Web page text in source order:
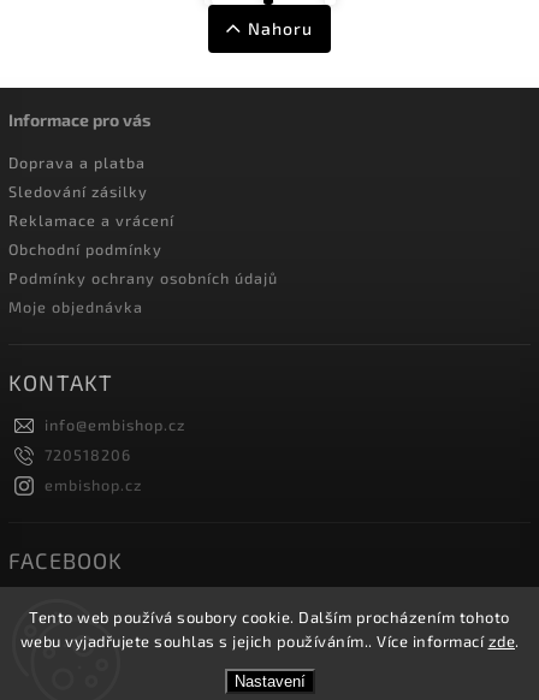
Tento web používá soubory cookie. Dalším procházením tohoto
webu vyjadřujete souhlas s jejich používáním.. Více informacízde.
Nastavení
Nahoru
Informace pro vás
Doprava a platba
Sledování zásilky
Reklamace a vrácení
Obchodní podmínky
Podmínky ochrany osobních údajů
Moje objednávka
KONTAKT
info@embishop.cz
720518206
embishop.cz
FACEBOOK
Embishop.cz. Všechna práva vyhrazena.